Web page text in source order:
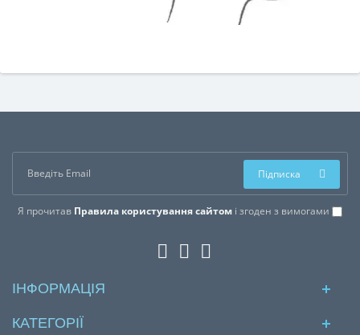
Я прочитав Правила користування сайтом і згоден з вимогами
Підписка
ІНФОРМАЦІЯ
КАТЕГОРІЇ